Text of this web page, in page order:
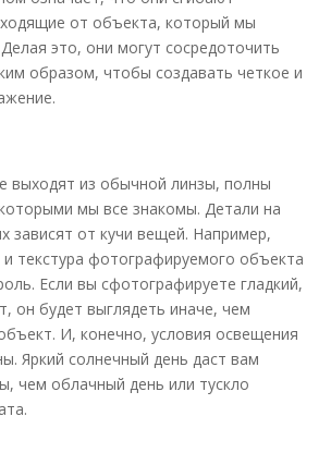
от объекта, который мы
это, они могут сосредоточить
образом, чтобы создавать четкое и
выходят из обычной линзы, полны
мы все знакомы. Детали на
зависят от кучи вещей. Например,
и текстура фотографируемого объекта
Если вы сфотографируете гладкий,
он будет выглядеть иначе, чем
И, конечно, условия освещения
Яркий солнечный день даст вам
чем облачный день или тускло